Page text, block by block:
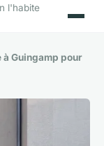
l'habite
Guingamp pour